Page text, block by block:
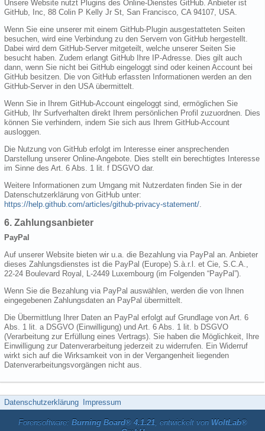
Unsere Website nutzt Plugins des Online-Dienstes GitHub. Anbieter ist
GitHub, Inc, 88 Colin P Kelly Jr St, San Francisco, CA 94107, USA.
Wenn Sie eine unserer mit einem GitHub-Plugin ausgestatteten Seiten
besuchen, wird eine Verbindung zu den Servern von GitHub hergestellt.
Dabei wird dem GitHub-Server mitgeteilt, welche unserer Seiten Sie
besucht haben. Zudem erlangt GitHub Ihre IP-Adresse. Dies gilt auch
dann, wenn Sie nicht bei GitHub eingeloggt sind oder keinen Account bei
GitHub besitzen. Die von GitHub erfassten Informationen werden an den
GitHub-Server in den USA übermittelt.
Wenn Sie in Ihrem GitHub-Account eingeloggt sind, ermöglichen Sie
GitHub, Ihr Surfverhalten direkt Ihrem persönlichen Profil zuzuordnen. Dies
können Sie verhindern, indem Sie sich aus Ihrem GitHub-Account
ausloggen.
Die Nutzung von GitHub erfolgt im Interesse einer ansprechenden
Darstellung unserer Online-Angebote. Dies stellt ein berechtigtes Interesse
im Sinne des Art. 6 Abs. 1 lit. f DSGVO dar.
Weitere Informationen zum Umgang mit Nutzerdaten finden Sie in der
Datenschutzerklärung von GitHub unter:
https://help.github.com/articles/github-privacy-statement/
6. Zahlungsanbieter
PayPal
Auf unserer Website bieten wir u.a. die Bezahlung via PayPal an. Anbieter
dieses Zahlungsdienstes ist die PayPal (Europe) S.à.r.l. et Cie, S.C.A.,
22-24 Boulevard Royal, L-2449 Luxembourg (im Folgenden “PayPal”).
Wenn Sie die Bezahlung via PayPal auswählen, werden die von Ihnen
eingegebenen Zahlungsdaten an PayPal übermittelt.
Die Übermittlung Ihrer Daten an PayPal erfolgt auf Grundlage von Art. 6
Abs. 1 lit. a DSGVO (Einwilligung) und Art. 6 Abs. 1 lit. b DSGVO
(Verarbeitung zur Erfüllung eines Vertrags). Sie haben die Möglichkeit, Ihre
Einwilligung zur Datenverarbeitung jederzeit zu widerrufen. Ein Widerruf
wirkt sich auf die Wirksamkeit von in der Vergangenheit liegenden
Datenverarbeitungsvorgängen nicht aus.
Datenschutzerklärung Impressum
Forensoftware: Burning Board® 4.1.21, entwickelt von WoltLab®